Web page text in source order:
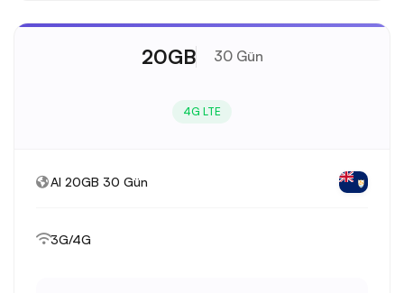
20GB 30 Gün
4G LTE
AI 20GB 30 Gün
3G/4G